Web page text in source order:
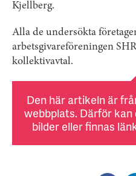
Kjellberg.
Alla de undersökta
arbetsgivareföreningen
kollektivavtal.
Den här artikeln är
webbplats. Därför
bilder eller finnas